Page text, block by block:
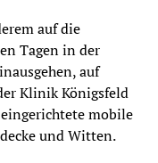
auf die
Tagen in der
auf
Klinik Königsfeld
mobile
und Witten.